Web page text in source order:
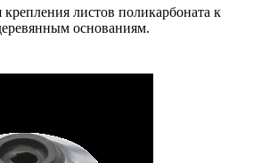
крепления листов поликарбоната к
основаниям.